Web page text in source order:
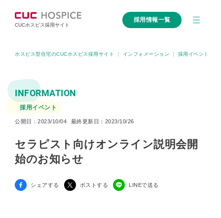
CUCホスピス採用サイト
採用情報一覧
ホスピス型住宅のCUCホスピス採用サイト インフォメーション 採用イベント
INFORMATION
採用イベント
公開日：2023/10/04 最終更新日：2023/10/26
セラピスト向けオンライン説明会開
始のお知らせ
シェアする ポストする LINEで送る